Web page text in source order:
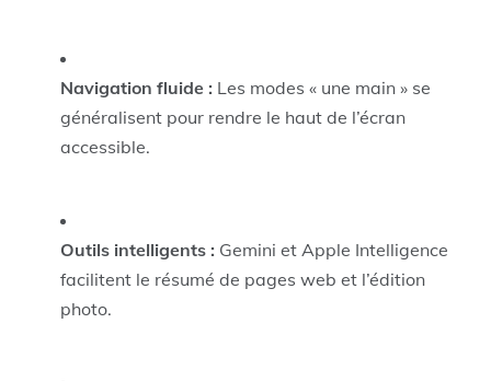
Navigation fluide : Les modes « une main » se
généralisent pour rendre le haut de l’écran
accessible.
Outils intelligents : Gemini et Apple Intelligence
facilitent le résumé de pages web et l’édition
photo.